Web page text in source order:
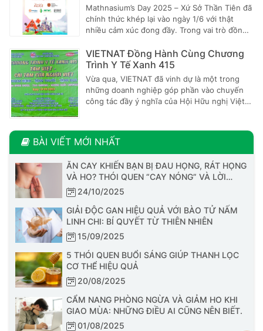
Mathnasium’s Day 2025 – Xứ Sở Thần Tiên đã
chính thức khép lại vào ngày 1/6 với thật
nhiều cảm xúc đong đầy. Trong vai trò đồng
dự khi được góp phần tạo nên một sự kiện
Quốc tế Thiếu nhi đầy màu sắc, ý nghĩa và
trọn vẹn niềm vui cho các em nhỏ cùng gia
đình.
VIETNAT Đồng Hành Cùng Chương
Trình Y Tế Xanh 415
Vừa qua, VIETNAT đã vinh dự là một trong
những doanh nghiệp góp phần vào chuyến
công tác đầy ý nghĩa của Hội Hữu nghị Việt
kết hợp khám chữa bệnh, phát thuốc miễn
phí cho bà con người Khơ me gốc Việt có
hoàn cảnh khó khăn tại Campuchia.
BÀI VIẾT MỚI NHẤT
ĂN CAY KHIẾN BẠN BỊ ĐAU HỌNG, RÁT HỌNG
VÀ HO? THÓI QUEN “CAY NÓNG” VÀ LỜI
KHUYÊN DÀNH CHO BẠN
24/10/2025
GIẢI ĐỘC GAN HIỆU QUẢ VỚI BÀO TỬ NẤM
LINH CHI: BÍ QUYẾT TỪ THIÊN NHIÊN
15/09/2025
5 THÓI QUEN BUỔI SÁNG GIÚP THANH LỌC
CƠ THỂ HIỆU QUẢ
20/08/2025
CẨM NANG PHÒNG NGỪA VÀ GIẢM HO KHI
GIAO MÙA: NHỮNG ĐIỀU AI CŨNG NÊN BIẾT.
01/08/2025